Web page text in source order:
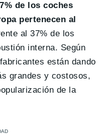
de los coches
pertenecen al
al 37% de los
interna. Según
están dando
grandes y costosos,
de la